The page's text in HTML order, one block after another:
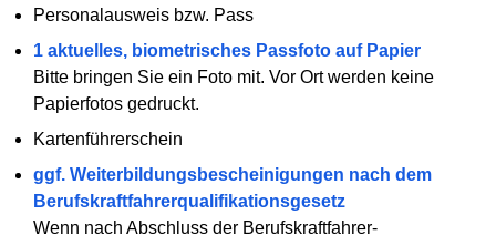
Personalausweis bzw. Pass
1 aktuelles, biometrisches Passfoto auf Papier
Bitte bringen Sie ein Foto mit. Vor Ort werden keine
Papierfotos gedruckt.
Kartenführerschein
ggf. Weiterbildungsbescheinigungen nach dem
Berufskraftfahrerqualifikationsgesetz
Wenn nach Abschluss der Berufskraftfahrer-